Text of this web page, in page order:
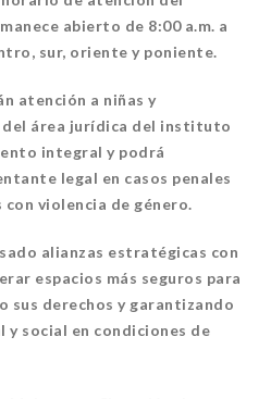
abierto de 8:00 a.m. a
sur, oriente y poniente.
atención a niñas y
del área jurídica del instituto
integral y podrá
legal en casos penales
violencia de género.
alianzas estratégicas con
espacios más seguros para
sus derechos y garantizando
social en condiciones de